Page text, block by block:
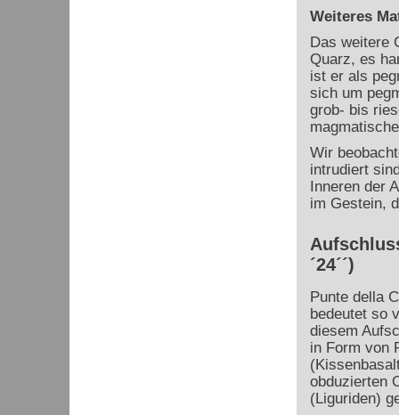
Weiteres
Das weitere
Quarz, es
ist er als
sich um
grob- bis
Wir
intrudiert
Inneren der
im Gestein,
´24´´)
Punte della
bedeutet so
diesem
in Form von
obduzierten
(Liguriden)